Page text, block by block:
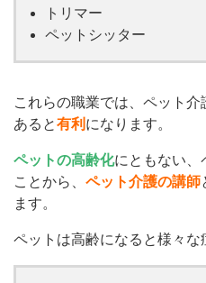
トリマー
ペットシッター
これらの職業では、ペット
あると有利 になります。
ペットの高齢化にともない、
ことから、 ペット介護の講師
ます。
ペットは高齢になると様々な